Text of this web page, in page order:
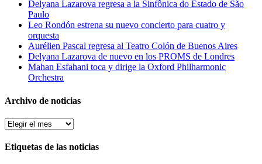
Delyana Lazarova regresa a la Sinfônica do Estado de São
Paulo
Leo Rondón estrena su nuevo concierto para cuatro y
orquesta
Aurélien Pascal regresa al Teatro Colón de Buenos Aires
Delyana Lazarova de nuevo en los PROMS de Londres
Mahan Esfahani toca y dirige la Oxford Philharmonic
Orchestra
Archivo de noticias
Archivo
noticias
Etiquetas de las noticias